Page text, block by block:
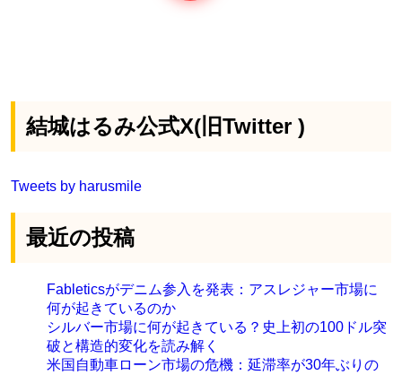
結城はるみ公式X(旧Twitter )
Tweets by harusmile
最近の投稿
Fableticsがデニム参入を発表：アスレジャー市場に
何が起きているのか
シルバー市場に何が起きている？史上初の100ドル突
破と構造的変化を読み解く
米国自動車ローン市場の危機：延滞率が30年ぶりの